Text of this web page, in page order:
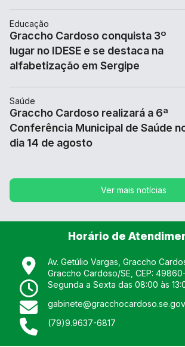
Educação
Graccho Cardoso conquista 3º
lugar no IDESE e se destaca na
alfabetização em Sergipe
Saúde
Graccho Cardoso realizará a 6ª
Conferência Municipal de Saúde
dia 14 de agosto
Ver mais notícias
Horário de
Av. Getúlio Vargas, Graccho
Graccho Cardoso/SE , CEP:
Segunda a Sexta das 08:00 às
(79)9.9637-6817